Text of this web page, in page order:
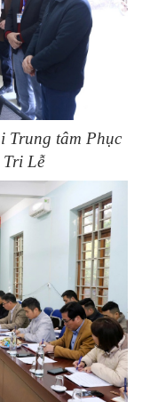
Trung tâm Phục
Tri Lễ